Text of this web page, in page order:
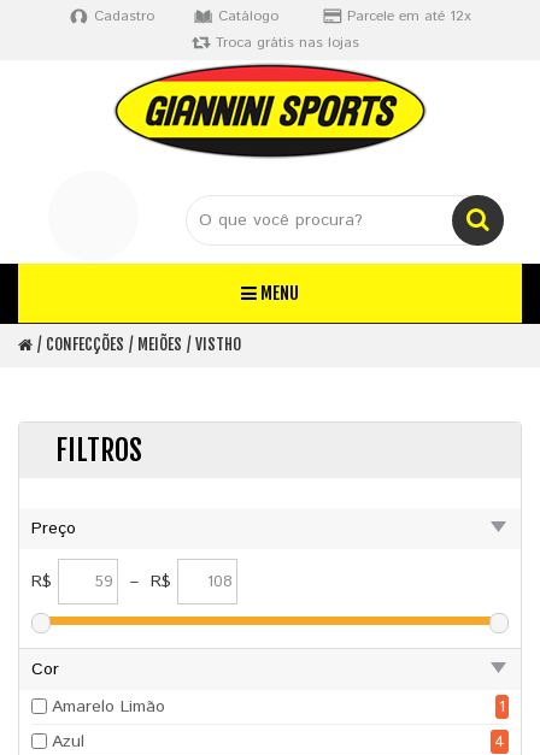
Cadastro Catálogo
Parcele em até 12x
Troca grátis nas lojas
MENU
CONFECÇÕES MEIÕES VISTHO
FILTROS
Preço
R$ – R$
Cor
Amarelo Limão
1
Azul
4